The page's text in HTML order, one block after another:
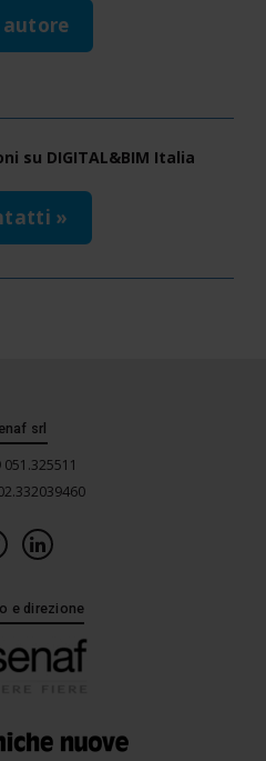
su DIGITAL&BIM Italia
»
srl
e direzione